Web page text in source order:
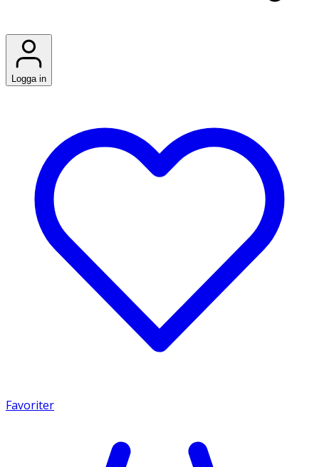
Logga in
Favoriter